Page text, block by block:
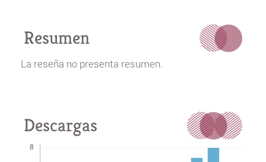
Resumen
La reseña no presenta resumen.
Descargas